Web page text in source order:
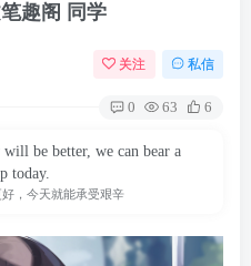
趣阁 同学
关注 私信
0 63 6
be better, we can bear a
today.
，今天就能承受艰辛